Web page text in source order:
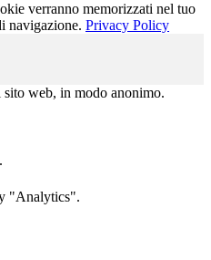
verranno memorizzati nel tuo
navigazione. Privacy Policy
sito web, in modo anonimo.
"Analytics".